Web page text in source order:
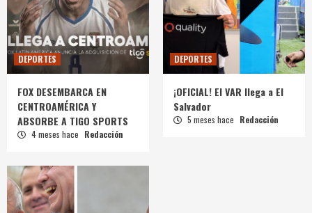
DEPORTES
FOX DESEMBARCA EN
CENTROAMÉRICA Y
ABSORBE A TIGO SPORTS
4 meses hace Redacción
DEPORTES
¡OFICIAL! El VAR llega a El
Salvador
5 meses hace Redacción